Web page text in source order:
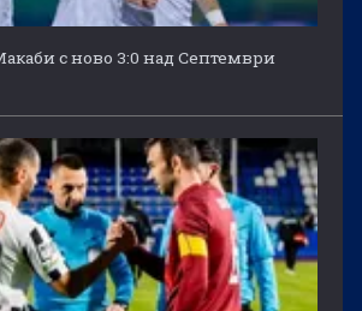
с ново 3:0 над Септември